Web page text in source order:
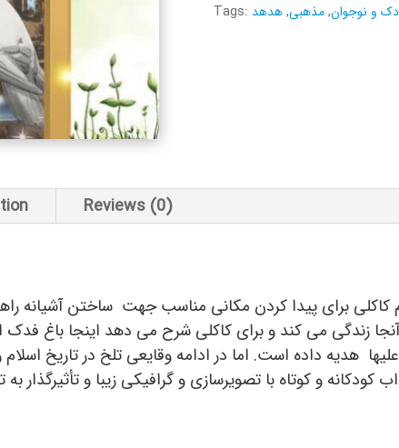
Tags:
و نوجوان,مذهبی,هدهد
Reviews (0)
کاکلی برای پیدا کردن مکانی مناسب جهت ساختن‌ آشیانه
زندگی می کند و برای کاکلی شرح می دهد اینجا باغ فدک
هدیه داده است. اما در ادامه وقایعی تلخ در تاریخ